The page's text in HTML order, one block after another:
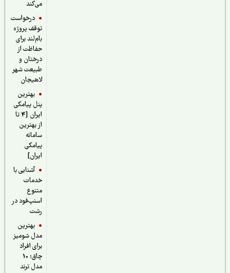
درخواست
توقف پروژه
بام‌لند برای
حفاظت از
درختان و
طبیعت شهر
لاهیجان
بهترین
پنل پیامکی
ایران [4 تا
از بهترین
سامانه
پیامکی
آشنایی با
خدمات
اسنپ‌فود در
بهترین
مدل شومیز
برای افراد
چاق؛ 10
مدل ترند